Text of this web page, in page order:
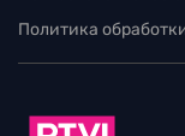
Политика